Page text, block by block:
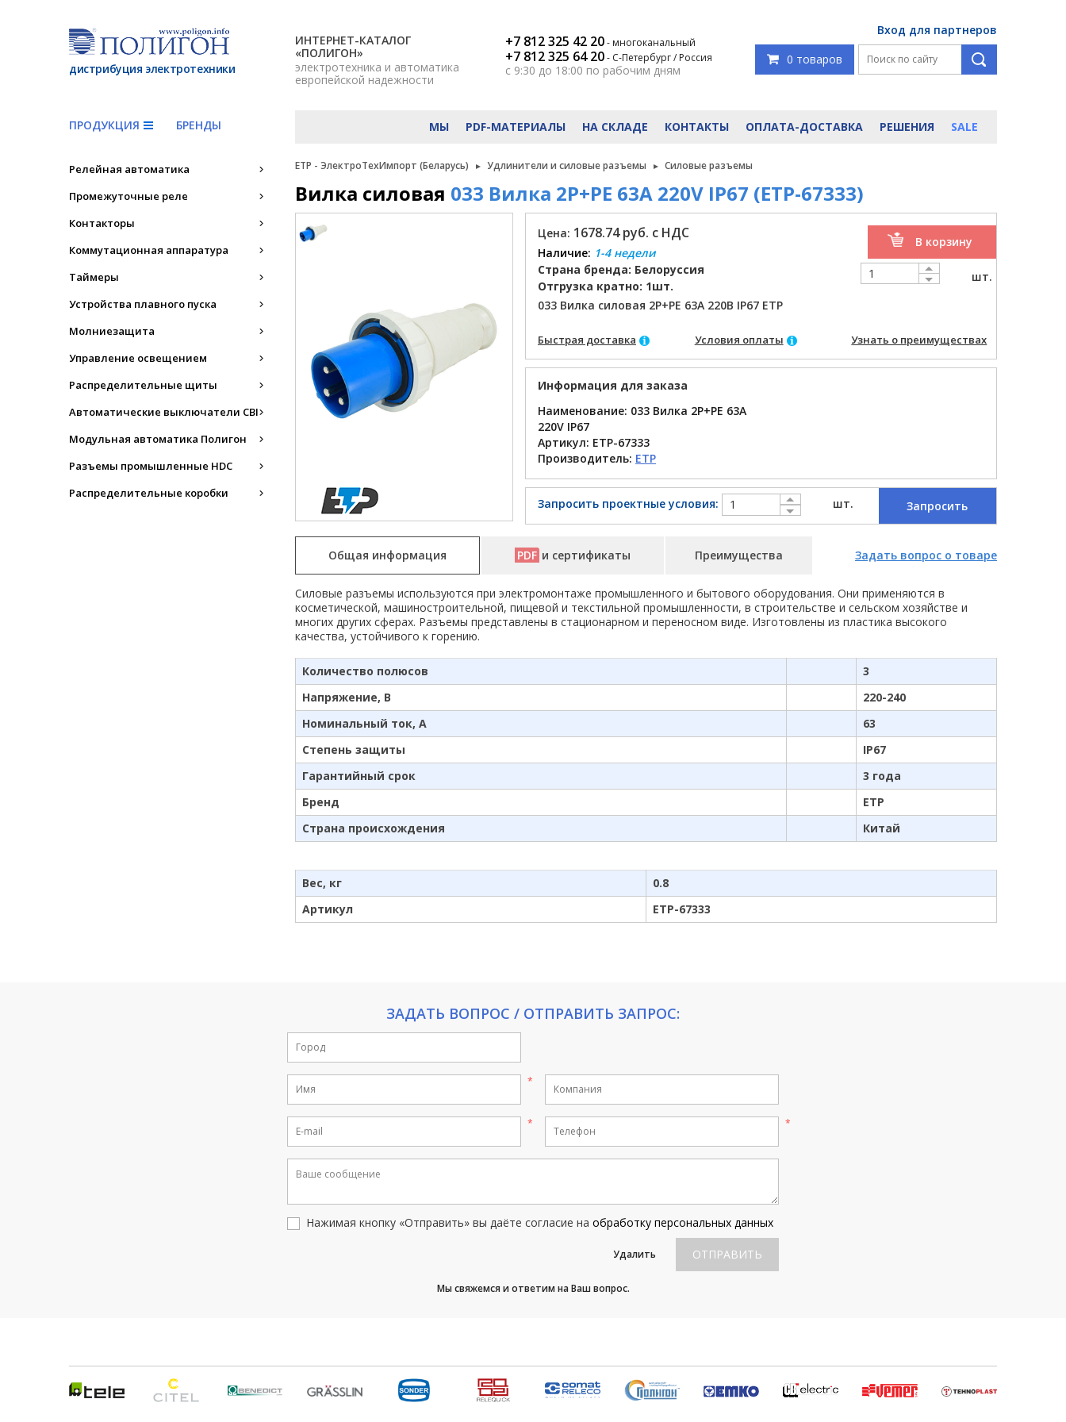
дистрибуция электротехники
ИНТЕРНЕТ-КАТАЛОГ
«ПОЛИГОН»
электротехника и автоматика
европейской надежности
+7 812 325 42 20- многоканальный
+7 812 325 64 20- С-Петербург / Россия
с 9:30 до 18:00 по рабочим дням
Вход для партнеров
0 товаров
ПРОДУКЦИЯ БРЕНДЫ МЫ PDF-МАТЕРИАЛЫ НА СКЛАДЕ КОНТАКТЫ ОПЛАТА-ДОСТАВКА РЕШЕНИЯ SALE
Релейная автоматика
Промежуточные реле
Контакторы
Коммутационная аппаратура
Таймеры
Устройства плавного пуска
Молниезащита
Управление освещением
Распределительные щиты
Автоматические выключатели CBI
Модульная автоматика Полигон
Разъемы промышленные HDC
Распределительные коробки
ETP - ЭлектроТехИмпорт (Беларусь) Удлинители и силовые разъемы Силовые разъемы
Вилка силовая 033 Вилка 2Р+РЕ 63А 220V IP67 (ETP-67333)
Цена: 1678.74 руб. с НДС
Наличие: 1-4 недели
Страна бренда: Белоруссия
Отгрузка кратно: 1шт.
В корзину
шт.
033 Вилка силовая 2Р+РЕ 63А 220В IP67 ETP
Быстрая доставка Условия оплаты Узнать о преимуществах
Информация для заказа
Наименование: 033 Вилка 2Р+РЕ 63А
220V IP67
Артикул: ETP-67333
Производитель: ETP
Запросить проектные условия: шт. Запросить
Общая информация PDF и сертификаты Преимущества Задать вопрос о товаре
Силовые разъемы используются при электромонтаже промышленного и бытового оборудования. Они применяются в
косметической, машиностроительной, пищевой и текстильной промышленности, в строительстве и сельском хозяйстве и
многих других сферах. Разъемы представлены в стационарном и переносном виде. Изготовлены из пластика высокого
качества, устойчивого к горению.
Количество полюсов
3
Напряжение, В
220-240
Номинальный ток, А
63
Степень защиты
IP67
Гарантийный срок
3 года
Бренд
ETP
Страна происхождения
Китай
Вес, кг
0.8
Артикул
ETP-67333
ЗАДАТЬ ВОПРОС / ОТПРАВИТЬ ЗАПРОС:
Нажимая кнопку «Отправить» вы даёте согласие на обработку персональных данных
Удалить ОТПРАВИТЬ
Мы свяжемся и ответим на Ваш вопрос.